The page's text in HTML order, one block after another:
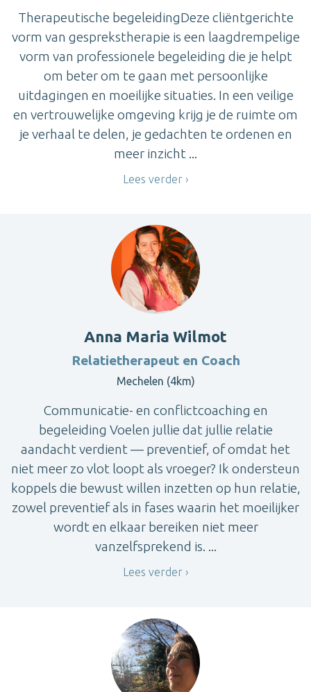
Therapeutische begeleidingDeze cliëntgerichte
vorm van gesprekstherapie is een laagdrempelige
vorm van professionele begeleiding die je helpt
om beter om te gaan met persoonlijke
uitdagingen en moeilijke situaties. In een veilige
en vertrouwelijke omgeving krijg je de ruimte om
je verhaal te delen, je gedachten te ordenen en
meer inzicht ...
Lees verder
Anna Maria Wilmot
Relatietherapeut en Coach
Mechelen (4km)
Communicatie- en conflictcoaching en
begeleiding Voelen jullie dat jullie relatie
aandacht verdient — preventief, of omdat het
niet meer zo vlot loopt als vroeger? Ik ondersteun
koppels die bewust willen inzetten op hun relatie,
zowel preventief als in fases waarin het moeilijker
wordt en elkaar bereiken niet meer
vanzelfsprekend is. ...
Lees verder